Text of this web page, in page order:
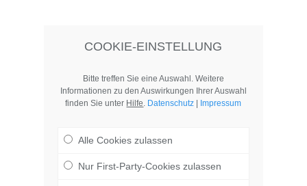
COOKIE-EINSTELLUNG
Bitte treffen Sie eine Auswahl. Weitere
Informationen zu den Auswirkungen Ihrer Auswahl
finden Sie unter Hilfe. Datenschutz Impressum
Alle Cookies zulassen
Nur First-Party-Cookies zulassen